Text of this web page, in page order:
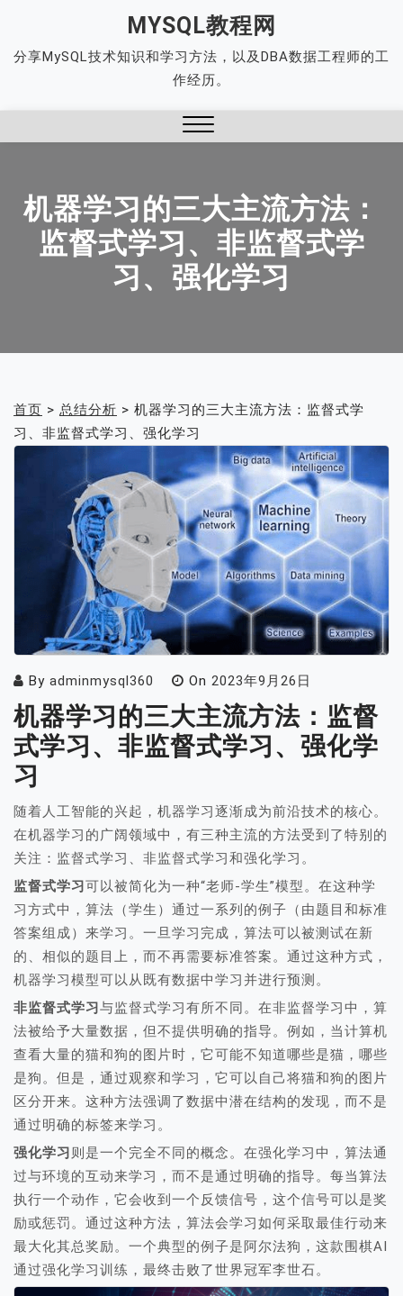
content
MYSQL教程网
分享MySQL技术知识和学习方法，以及DBA数据工程师的工
作经历。
机器学习的三大主流方法：
监督式学习、非监督式学
习、强化学习
首页 > 总结分析 > 机器学习的三大主流方法：监督式学
习、非监督式学习、强化学习
By adminmysql360 On 2023年9月26日
机器学习的三大主流方法：监督
式学习、非监督式学习、强化学
习
随着人工智能的兴起，机器学习逐渐成为前沿技术的核心。
在机器学习的广阔领域中，有三种主流的方法受到了特别的
关注：监督式学习、非监督式学习和强化学习。
监督式学习可以被简化为一种“老师-学生”模型。在这种学
习方式中，算法（学生）通过一系列的例子（由题目和标准
答案组成）来学习。一旦学习完成，算法可以被测试在新
的、相似的题目上，而不再需要标准答案。通过这种方式，
机器学习模型可以从既有数据中学习并进行预测。
非监督式学习与监督式学习有所不同。在非监督学习中，算
法被给予大量数据，但不提供明确的指导。例如，当计算机
查看大量的猫和狗的图片时，它可能不知道哪些是猫，哪些
是狗。但是，通过观察和学习，它可以自己将猫和狗的图片
区分开来。这种方法强调了数据中潜在结构的发现，而不是
通过明确的标签来学习。
强化学习则是一个完全不同的概念。在强化学习中，算法通
过与环境的互动来学习，而不是通过明确的指导。每当算法
执行一个动作，它会收到一个反馈信号，这个信号可以是奖
励或惩罚。通过这种方法，算法会学习如何采取最佳行动来
最大化其总奖励。一个典型的例子是阿尔法狗，这款围棋AI
通过强化学习训练，最终击败了世界冠军李世石。